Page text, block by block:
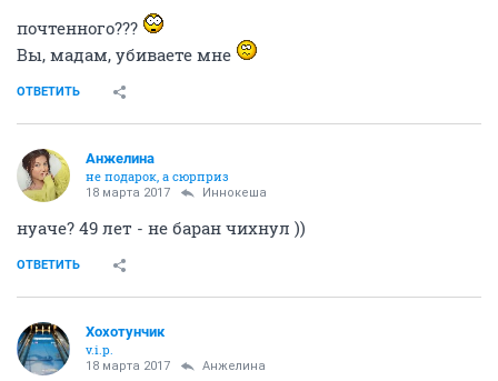
почтенного???
Вы, мадам, убиваете мне
ОТВЕТИТЬ
Aнжелина
не подарок, а сюрприз
18 марта 2017 Иннокеша
нуаче? 49 лет - не баран чихнул ))
ОТВЕТИТЬ
Хохотунчик
v.i.p.
18 марта 2017 Aнжелина